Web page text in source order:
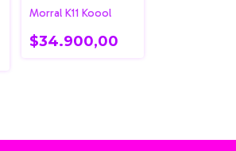
Morral K11 Koool
$34.900,00